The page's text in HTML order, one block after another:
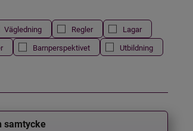
Vägledning Regler
Lagar
Barnperspektivet
Utbildning
samtycke